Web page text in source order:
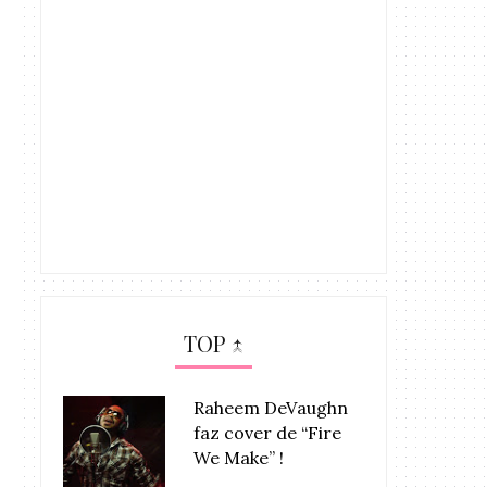
TOP ↑
Raheem DeVaughn
faz cover de “Fire
We Make” !